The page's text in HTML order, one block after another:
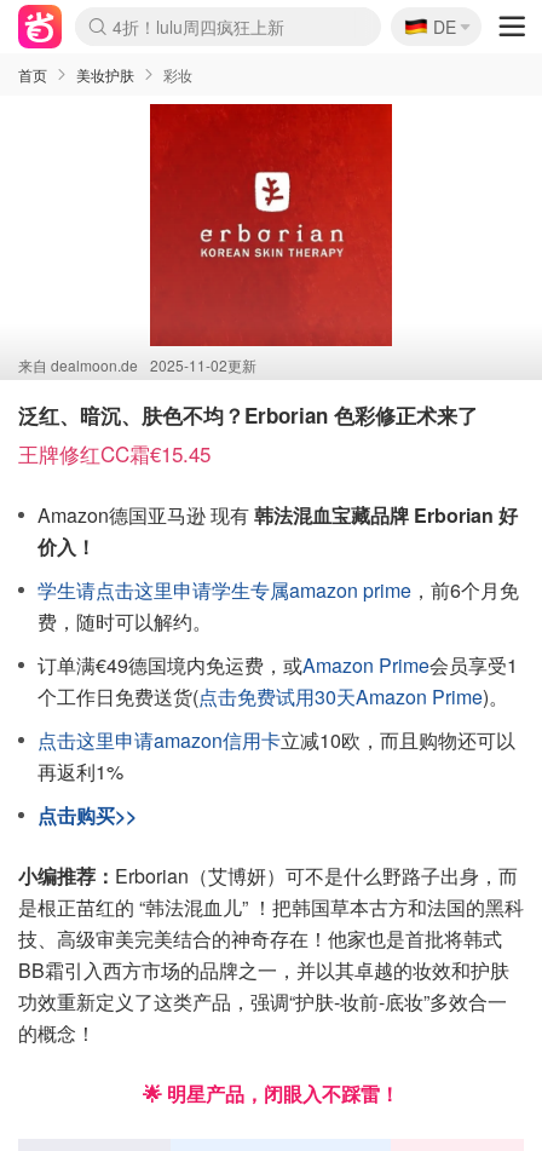
Boticinal 夏促开抢！
4折！lulu周四疯狂上新
还没结束！&OtherStories大促
Joybuy变相75折 随时失效
速领！Stanley独家85折
疑似霸哥！Camper额外叠85折
Zalando 奥莱闪促！每日更新
Moncler反季囤！5折起+叠9折
Coach Brooklyn仅€192
🇩🇪
DE
首页 美妆护肤 彩妆
来自 dealmoon.de 2025-11-02更新
泛红、暗沉、肤色不均？Erborian 色彩修正术来了
王牌修红CC霜€15.45
Amazon德国亚马逊 现有韩法混血宝藏品牌 Erborian 好
价入！
学生请点击这里申请学生专属amazon prime ，前6个月免
费，随时可以解约。
订单满€49德国境内免运费，或Amazon Prime会员享受1
个工作日免费送货(点击免费试用30天Amazon Prime)。
点击这里申请amazon信用卡立减10欧，而且购物还可以
再返利1%
点击购买>>
小编推荐： Erborian（艾博妍）可不是什么野路子出身，而
是根正苗红的 “韩法混血儿” ！把韩国草本古方和法国的黑科
技、高级审美完美结合的神奇存在！他家也是首批将韩式
BB霜引入西方市场的品牌之一，并以其卓越的妆效和护肤
功效重新定义了这类产品，强调“护肤-妆前-底妆”多效合一
的概念！
🌟 明星产品，闭眼入不踩雷！